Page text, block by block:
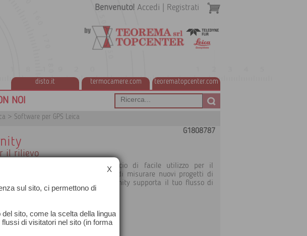
disto.it termocamere.com teorematopcenter.com
Benvenuto! Accedi Registrati
NOI
> Software per GPS Leica
G1808787
il rilievo
è il software geospaziale per ufficio di facile utilizzo per il
della misurazione. Sia che si tratti di misurare nuovi progetti di
dati per lavori di layout, Infinity supporta il tuo flusso di
X
sul sito, ci permettono di
sito, come la scelta della lingua
di visitatori nel sito (in forma